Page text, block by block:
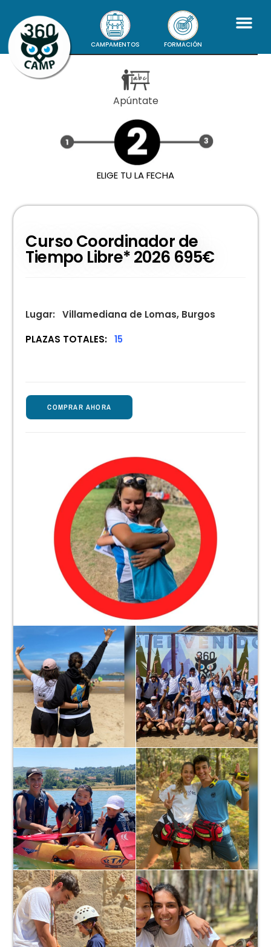
CAMPAMENTOS FORMACIÓN
Apúntate
ELIGE TU LA FECHA
Curso Coordinador de
Tiempo Libre* 2026 695€
Lugar: Villamediana de Lomas, Burgos
PLAZAS TOTALES: 15
COMPRAR AHORA